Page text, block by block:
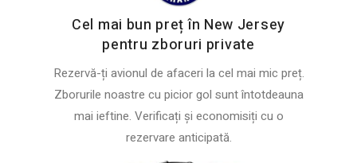
Cel mai bun preț în New Jersey
pentru zboruri private
Rezervă-ți avionul de afaceri la cel mai mic preț.
Zborurile noastre cu picior gol sunt întotdeauna
mai ieftine. Verificați și economisiți cu o
rezervare anticipată.